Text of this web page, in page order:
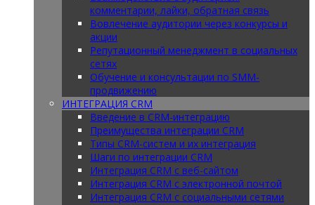
комментарии, лайки, обратная связь
Вовлечение аудитории через конкурсы и
акции
Репутационный менеджмент в социальных
сетях
Обучение и консультации по SMM-
продвижению
ИНТЕГРАЦИЯ CRM
Введение в CRM-интеграцию
Преимущества интеграции CRM
Типы CRM-систем и их интеграция
Шаги по интеграции CRM
Интеграция CRM с веб-сайтом
Интеграция CRM с электронной почтой
Интеграция CRM с социальными сетями